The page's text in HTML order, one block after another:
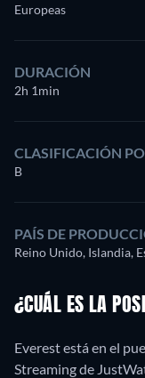
Europeas
DURACIÓN
2h 1min
CLASIFICACIÓN
B
PAÍS DE
Reino Unido, Islandia,
¿CUÁL ES LA
Everest está en el
Streaming de